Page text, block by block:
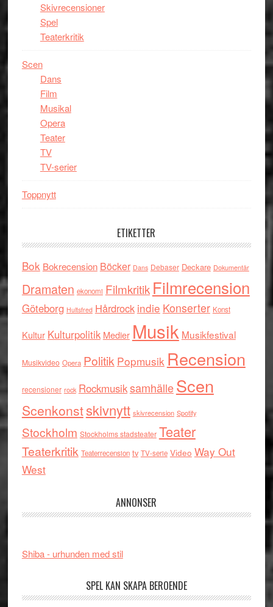
Skivrecensioner
Spel
Teaterkritik
Scen
Dans
Film
Musikal
Opera
Teater
TV
TV-serier
Toppnytt
ETIKETTER
Bok Bokrecension Böcker Dans Debaser Deckare Dokumentär
Dramaten ekonomi Filmkritik Filmrecension
Göteborg Hultsfred Hårdrock indie Konserter Konst
Kultur Kulturpolitik Medier Musik Musikfestival
Musikvideo Opera Politik Popmusik Recension
recensioner rock RockmusiksamhälleScen
Scenkonstskivnytt skivrecension Spotify
Stockholm Stockholms stadsteater Teater
Teaterkritik Teaterrecension tv TV-serie Video Way Out
West
ANNONSER
Shiba - urhunden med stil
SPEL KAN SKAPA BEROENDE